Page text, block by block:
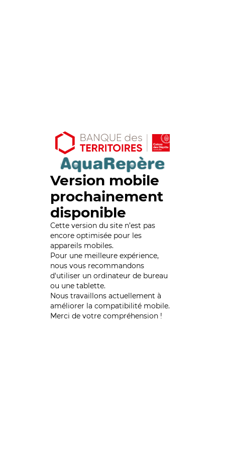
Version mobile
prochainement
disponible
Cette version du site n’est pas
encore optimisée pour les
appareils mobiles.
Pour une meilleure expérience,
nous vous recommandons
d'utiliser un ordinateur de bureau
ou une tablette.
Nous travaillons actuellement à
améliorer la compatibilité mobile.
Merci de votre compréhension !